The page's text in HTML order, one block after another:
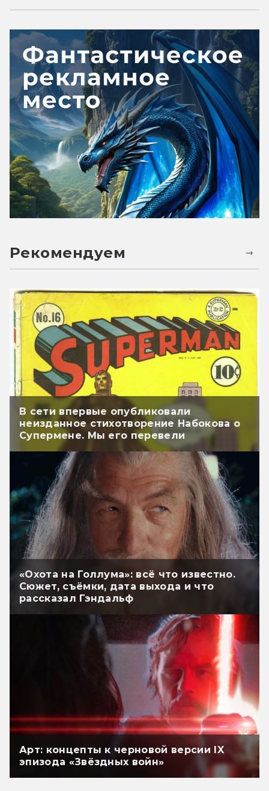
Рекомендуем
В сети впервые опубликовали
неизданное стихотворение Набокова о
Супермене. Мы его перевели
«Охота на Голлума»: всё что известно.
Сюжет, съёмки, дата выхода и что
рассказал Гэндальф
Арт: концепты к черновой версии IX
эпизода «Звёздных войн»